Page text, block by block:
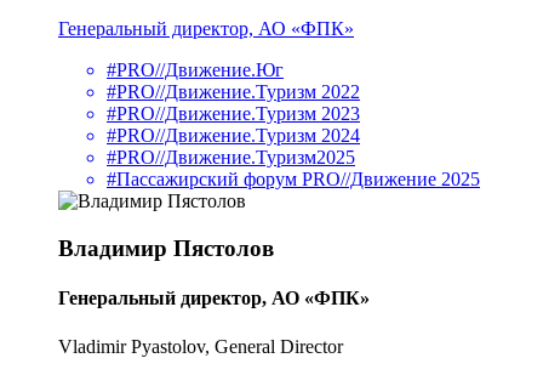
Генеральный директор, АО «ФПК»
#PRO//Движение.Юг
#PRO//Движение.Туризм 2022
#PRO//Движение.Туризм 2023
#PRO//Движение.Туризм 2024
#PRO//Движение.Туризм2025
#Пассажирский форум PRO//Движение 2025
Владимир Пястолов
Генеральный директор, АО «ФПК»
Vladimir Pyastolov, General Director